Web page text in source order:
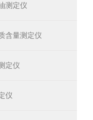
测定仪
含量测定仪
定仪
仪